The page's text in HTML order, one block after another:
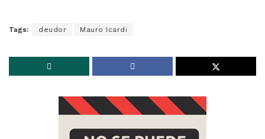
Tags: deudor Mauro Icardi